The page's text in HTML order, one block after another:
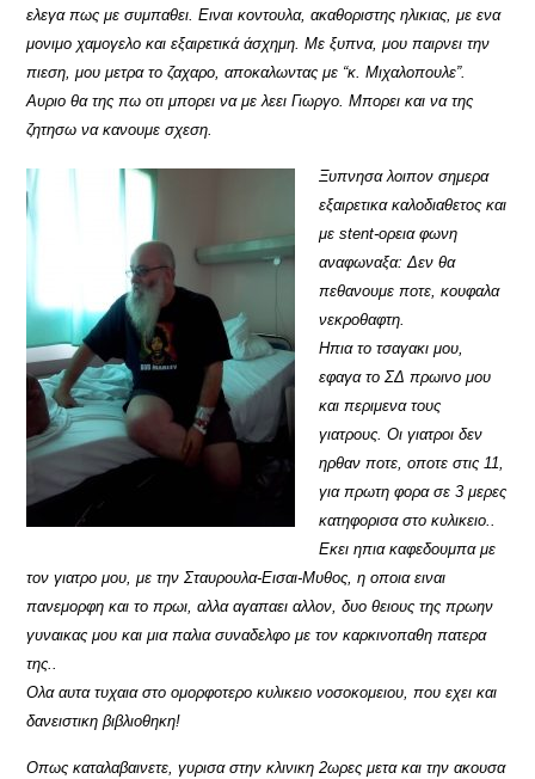
ελεγα πως με συμπαθει. Ειναι κοντουλα, ακαθοριστης ηλικιας, με ενα
μονιμο χαμογελο και εξαιρετικά άσχημη. Με ξυπνα, μου παιρνει την
πιεση, μου μετρα το ζαχαρο, αποκαλωντας με “κ. Μιχαλοπουλε”.
Αυριο θα της πω οτι μπορει να με λεει Γιωργο. Μπορει και να της
ζητησω να κανουμε σχεση.
Ξυπνησα λοιπον σημερα
εξαιρετικα καλοδιαθετος και
με stent-ορεια φωνη
αναφωναξα: Δεν θα
πεθανουμε ποτε, κουφαλα
νεκροθαφτη.
Ηπια το τσαγακι μου,
εφαγα το ΣΔ πρωινο μου
και περιμενα τους
γιατρους. Οι γιατροι δεν
ηρθαν ποτε, οποτε στις 11,
για πρωτη φορα σε 3 μερες
κατηφορισα στο κυλικειο..
Εκει ηπια καφεδουμπα με
τον γιατρο μου, με την Σταυρουλα-Εισαι-Μυθος, η οποια ειναι
πανεμορφη και το πρωι, αλλα αγαπαει αλλον, δυο θειους της πρωην
γυναικας μου και μια παλια συναδελφο με τον καρκινοπαθη πατερα
της..
Ολα αυτα τυχαια στο ομορφοτερο κυλικειο νοσοκομειου, που εχει και
δανειστικη βιβλιοθηκη!
Οπως καταλαβαινετε, γυρισα στην κλινικη 2ωρες μετα και την ακουσα